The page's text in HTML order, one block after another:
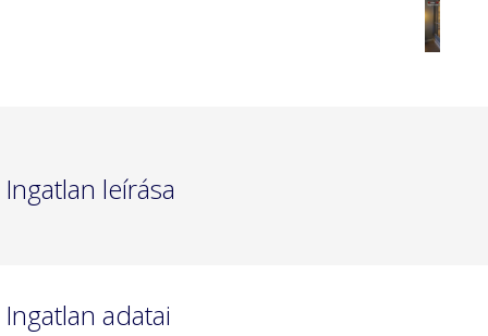
Ingatlan leírása
Ingatlan adatai